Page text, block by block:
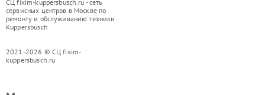
СЦ fixim-kuppersbusch.ru - сеть
сервисных центров в Москве по
ремонту и обслуживанию техники
Kuppersbusch
2021-2026 © СЦ fixim-
kuppersbusch.ru